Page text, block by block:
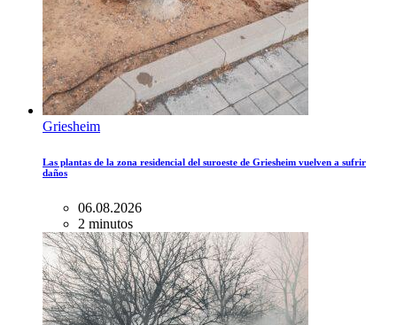
Griesheim
Las plantas de la zona residencial del suroeste de Griesheim vuelven a sufrir
daños
06.08.2026
2 minutos